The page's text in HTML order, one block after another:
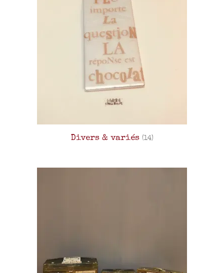
Divers & variés (14)